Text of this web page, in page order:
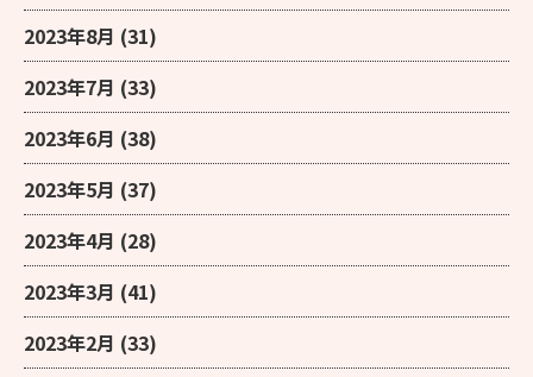
2023年8月 (31)
2023年7月 (33)
2023年6月 (38)
2023年5月 (37)
2023年4月 (28)
2023年3月 (41)
2023年2月 (33)